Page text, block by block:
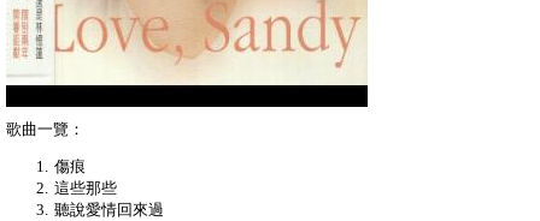
歌曲一覽：
傷痕
這些那些
聽說愛情回來過